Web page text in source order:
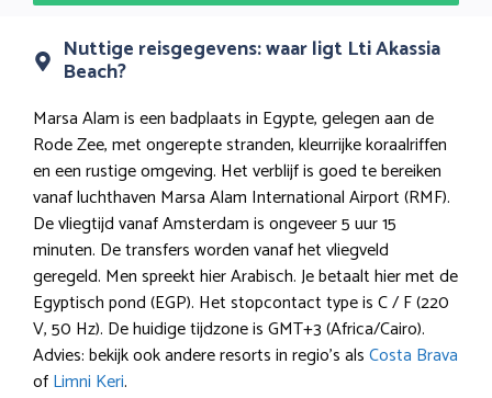
Nuttige reisgegevens: waar ligt Lti Akassia
Beach?
Marsa Alam is een badplaats in Egypte, gelegen aan de
Rode Zee, met ongerepte stranden, kleurrijke koraalriffen
en een rustige omgeving. Het verblijf is goed te bereiken
vanaf luchthaven Marsa Alam International Airport (RMF).
De vliegtijd vanaf Amsterdam is ongeveer 5 uur 15
minuten. De transfers worden vanaf het vliegveld
geregeld. Men spreekt hier Arabisch. Je betaalt hier met de
Egyptisch pond (EGP). Het stopcontact type is C / F (220
V, 50 Hz). De huidige tijdzone is GMT+3 (Africa/Cairo).
Advies: bekijk ook andere resorts in regio’s alsCosta Brava
ofLimni Keri.